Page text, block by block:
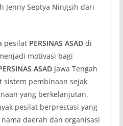
Jenny Septya Ningsih dari
pesilat PERSINAS ASADdi
motivasi bagi
ASADJawa Tengah
pembinaan sejak
yang berkelanjutan,
pesilat berprestasi yang
daerah dan organisasi